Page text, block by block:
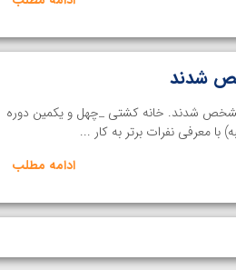
شدند
مشخص شدند. خانه کشتی _چهل و یکمین دوره
معرفی نفرات برتر به کار ...
ادامه مطلب